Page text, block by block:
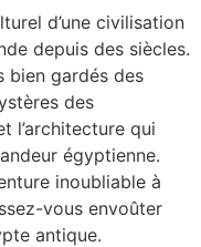
d’une civilisation
depuis des siècles.
bien gardés des
des
l’architecture qui
égyptienne.
inoubliable à
vous envoûter
antique.